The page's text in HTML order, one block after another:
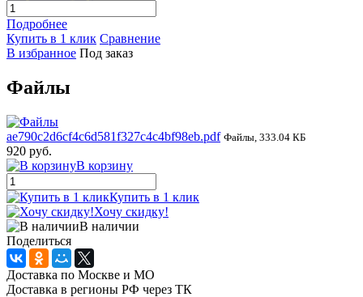
Подробнее
Купить в 1 клик Сравнение
В избранное Под заказ
Файлы
ae790c2d6cf4c6d581f327c4c4bf98eb.pdf Файлы, 333.04 КБ
920 руб.
В корзину
Купить в 1 клик
Хочу скидку!
В наличии
Поделиться
Доставка по Москве и МО
Доставка в регионы РФ через ТК